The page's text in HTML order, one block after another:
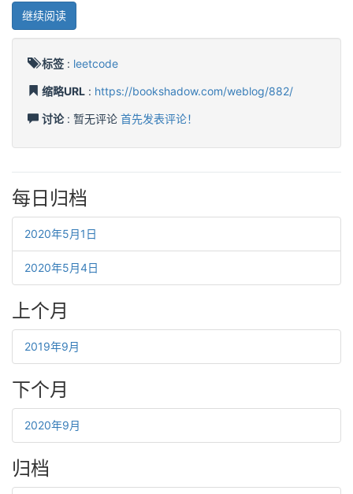
继续阅读
标签 : leetcode
缩略URL : https://bookshadow.com/weblog/882/
讨论: 暂无评论 首先发表评论！
每日归档
2020年5月1日
2020年5月4日
上个月
2019年9月
下个月
2020年9月
归档